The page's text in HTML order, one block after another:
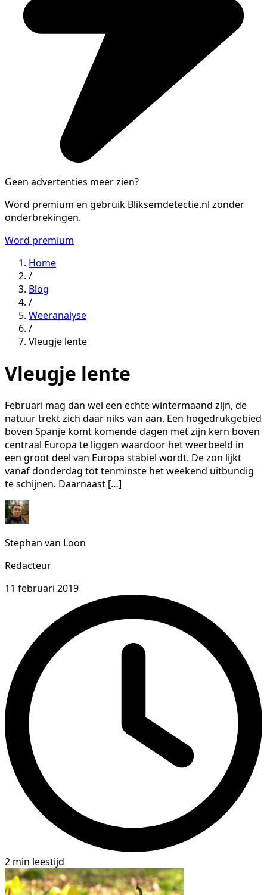
Geen advertenties meer zien?
Word premium en gebruik Bliksemdetectie.nl zonder
onderbrekingen.
Word premium
Home
/
Blog
/
Weeranalyse
/
Vleugje lente
Vleugje lente
Februari mag dan wel een echte wintermaand zijn, de
natuur trekt zich daar niks van aan. Een hogedrukgebied
boven Spanje komt komende dagen met zijn kern boven
centraal Europa te liggen waardoor het weerbeeld in
een groot deel van Europa stabiel wordt. De zon lijkt
vanaf donderdag tot tenminste het weekend uitbundig
te schijnen. Daarnaast […]
Stephan van Loon
Redacteur
11 februari 2019
2 min leestijd